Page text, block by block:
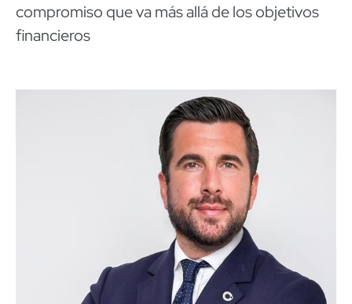
compromiso que va más allá de los objetivos
financieros